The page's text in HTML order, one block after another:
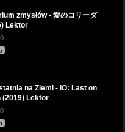
zmysłów - 愛のコリーダ
Lektor
na Ziemi - IO: Last on
(2019) Lektor